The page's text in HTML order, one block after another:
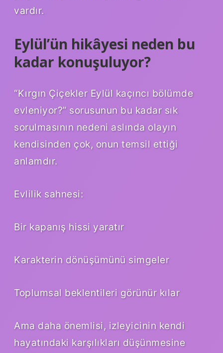
vardır.
Eylül’ün hikâyesi neden bu
kadar konuşuluyor?
“Kırgın Çiçekler Eylül kaçıncı bölümde
evleniyor?” sorusunun bu kadar sık
sorulmasının nedeni aslında olayın
kendisinden çok, onun temsil ettiği
anlamdır.
Evlilik sahnesi:
Bir kapanış hissi yaratır
Karakterin dönüşümünü simgeler
Toplumsal beklentileri görünür kılar
Ama daha önemlisi, izleyicinin kendi
hayatındaki karşılıkları düşünmesine